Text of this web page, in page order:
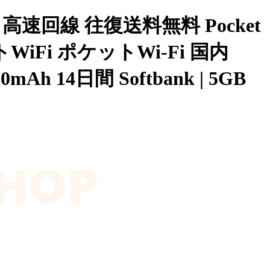
速回線 往復送料無料 Pocket
WiFi ポケットWi-Fi 国内
14日間 Softbank | 5GB